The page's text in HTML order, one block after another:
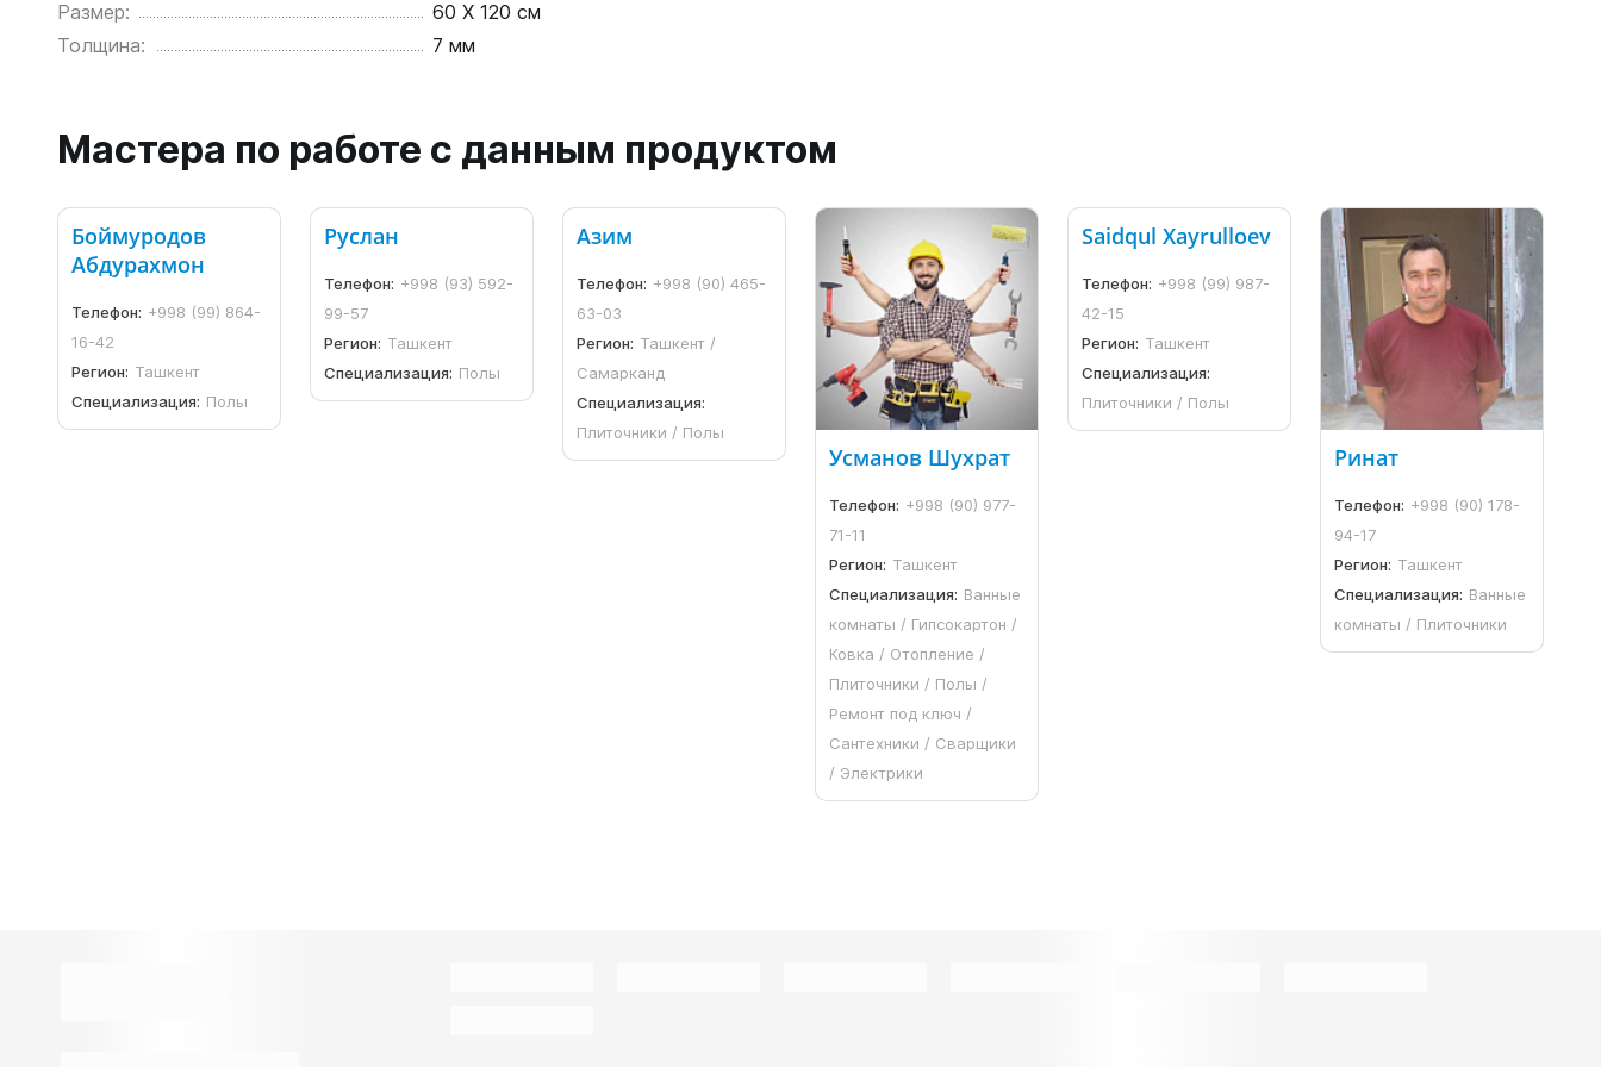
Размер:
60 X 120 см
Толщина:
7 мм
Мастера по работе с данным продуктом
Боймуродов
Абдурахмон
Телефон: +998 (99) 864-
16-42
Регион: Ташкент
Специализация: Полы
Руслан
Телефон: +998 (93) 592-
99-57
Регион: Ташкент
Специализация: Полы
Азим
Телефон: +998 (90) 465-
63-03
Регион: Ташкент /
Самарканд
Специализация:
Плиточники / Полы
Усманов Шухрат
Телефон: +998 (90) 977-
71-11
Регион: Ташкент
Специализация: Ванные
комнаты / Гипсокартон /
Ковка / Отопление /
Плиточники / Полы /
Ремонт под ключ /
Сантехники / Сварщики
/ Электрики
Saidqul Xayrulloev
Телефон: +998 (99) 987-
42-15
Регион: Ташкент
Специализация:
Плиточники / Полы
Ринат
Телефон: +998 (90) 178-
94-17
Регион: Ташкент
Специализация: Ванные
комнаты / Плиточники